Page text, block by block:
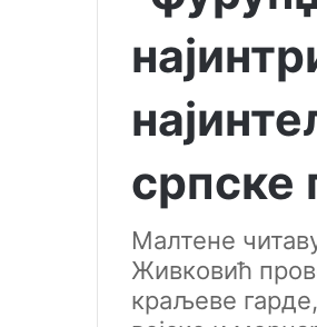
српске
Малтене
Живковић
краљеве